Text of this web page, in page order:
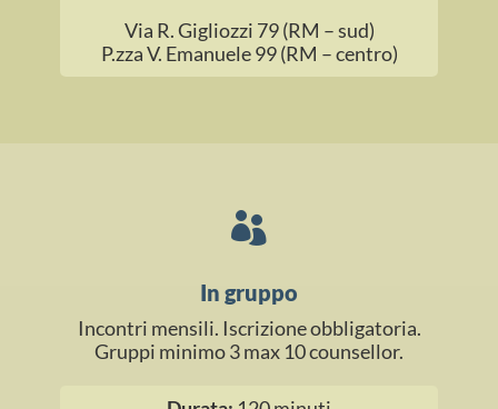
Via R. Gigliozzi 79 (RM – sud)
P.zza V. Emanuele 99 (RM – centro)

In gruppo
Incontri mensili. Iscrizione obbligatoria.
Gruppi minimo 3 max 10 counsellor.